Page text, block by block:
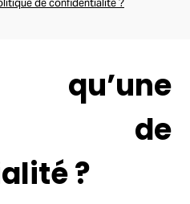
de confidentialité ?
qu’une
de
?